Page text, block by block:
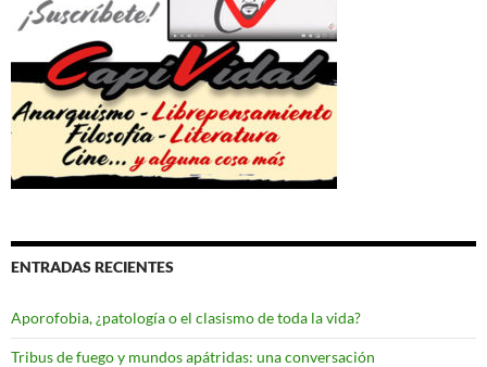
ENTRADAS RECIENTES
Aporofobia, ¿patología o el clasismo de toda la vida?
Tribus de fuego y mundos apátridas: una conversación